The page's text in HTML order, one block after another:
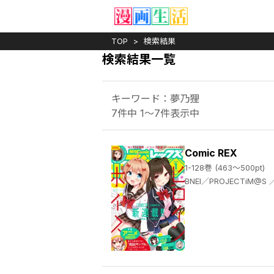
TOP 検索結果
検索結果一覧
キーワード：夢乃狸
7件中 1～7件表示中
Comic REX
1-128巻 (463～500pt)
BNEI／PROJECTiM@S ／髙橋龍也 ／まな ／ＴＹＰＥ－ＭＯＯＮ ／大森葵 ／脊髄引き抜きの刑 ／英貴 ／竹岡葉月 ／フライ ／ねことうふ ／中田ゆみ ／安藤正基 ／武梨えり ／もちオーレ ／majoccoid ／ベニガシラ ／東ふゆ ／上海散爆網絡科技有限公司 ／Ling ／蝉丸 ／吉谷光平 ／ｉｃｈｉｎｏｍｉ ／9℃ ／オンディ ／檜山大輔 ／まもウィリアムズ ／施川ユウキ ／しんどう ／空地大乃 ／色意しのぶ ／ぎん太郎 ／りすまい ／みなつき ／肋兵器 ／はにゅう ／shri ／長野文三郎 ／結城心一 ／てんまそ ／しはる